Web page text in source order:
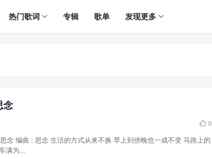
热门歌词 专辑 歌单 发现更多
念
 0
念 编曲 : 思念 生活的方式从来不换 早上到傍晚也一成不变 马路上的
满为...